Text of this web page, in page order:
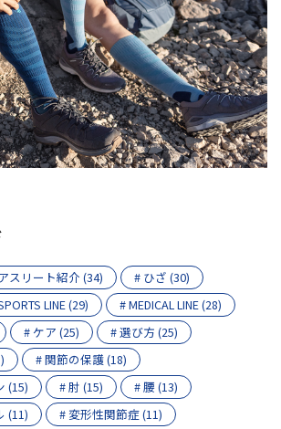
スリート紹介 (34)
# ひざ (30)
LINE (29)
# MEDICAL LINE (28)
# ケア (25)
# 選び方 (25)
# 関節の保護 (18)
(15)
# 肘 (15)
# 腰 (13)
(11)
# 変形性関節症 (11)